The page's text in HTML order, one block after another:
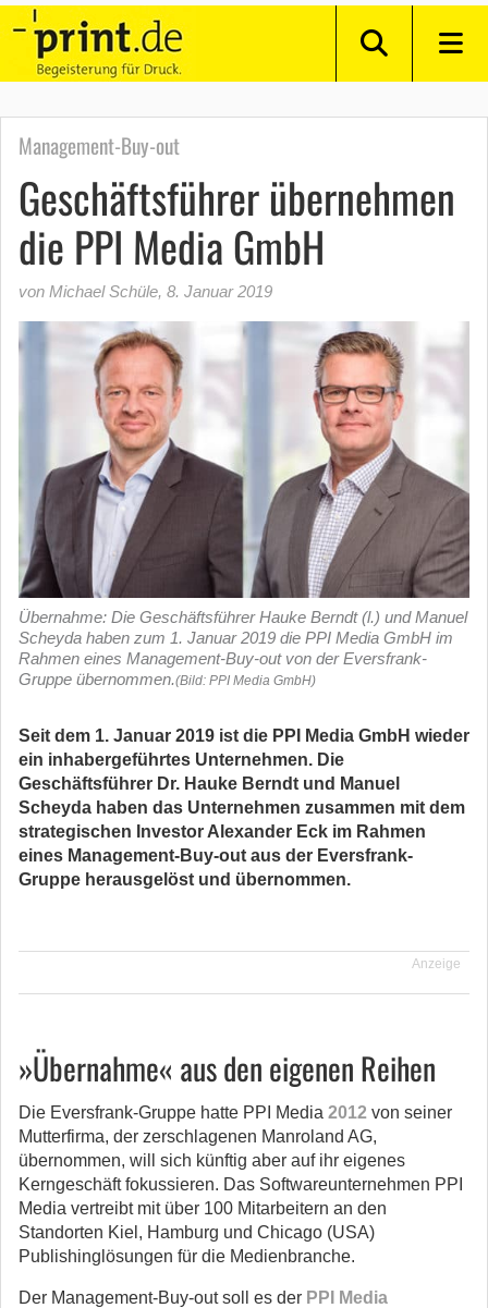
Management-Buy-out
Geschäftsführer übernehmen
die PPI Media GmbH
von Michael Schüle, 8. Januar 2019
Übernahme: Die Geschäftsführer Hauke Berndt (l.) und Manuel
Scheyda haben zum 1. Januar 2019 die PPI Media GmbH im
Rahmen eines Management-Buy-out von der Eversfrank-
Gruppe übernommen.(Bild: PPI Media GmbH)
Seit dem 1. Januar 2019 ist die PPI Media GmbH wieder
ein inhabergeführtes Unternehmen. Die
Geschäftsführer Dr. Hauke Berndt und Manuel
Scheyda haben das Unternehmen zusammen mit dem
strategischen Investor Alexander Eck im Rahmen
eines Management-Buy-out aus der Eversfrank-
Gruppe herausgelöst und übernommen.
Anzeige
»Übernahme« aus den eigenen Reihen
Die Eversfrank-Gruppe hatte PPI Media 2012 von seiner
Mutterfirma, der zerschlagenen Manroland AG,
übernommen, will sich künftig aber auf ihr eigenes
Kerngeschäft fokussieren. Das Softwareunternehmen PPI
Media vertreibt mit über 100 Mitarbeitern an den
Standorten Kiel, Hamburg und Chicago (USA)
Publishinglösungen für die Medienbranche.
Der Management-Buy-out soll es der PPI Media